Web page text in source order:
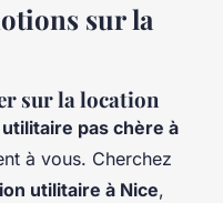
sur la
sur la location
pas chère à
à vous. Cherchez
utilitaire à Nice,